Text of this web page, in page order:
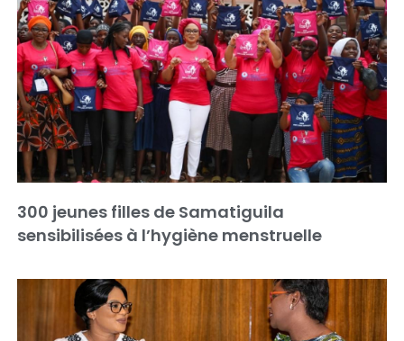
300 jeunes filles de Samatiguila
sensibilisées à l’hygiène menstruelle